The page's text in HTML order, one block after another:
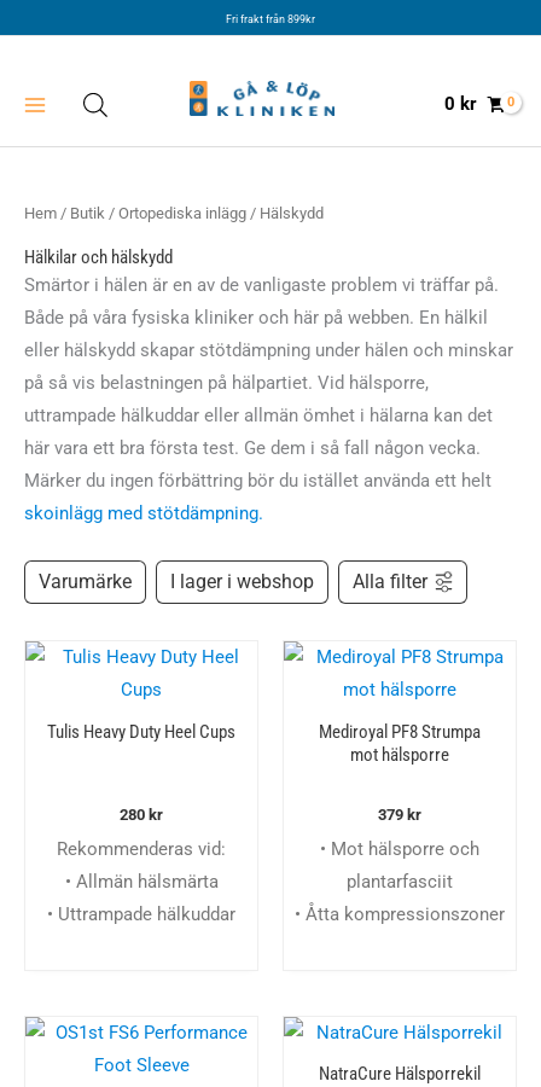
Fri frakt från 899kr
0 kr
Hem / Butik / Ortopediska inlägg / Hälskydd
Hälkilar och hälskydd
Smärtor i hälen är en av de vanligaste problem vi träffar på.
Både på våra fysiska kliniker och här på webben. En hälkil
eller hälskydd skapar stötdämpning under hälen och minskar
på så vis belastningen på hälpartiet. Vid hälsporre,
uttrampade hälkuddar eller allmän ömhet i hälarna kan det
här vara ett bra första test. Ge dem i så fall någon vecka.
Märker du ingen förbättring bör du istället använda ett helt
skoinlägg med stötdämpning.
Varumärke I lager i webshop Alla filter
Tulis Heavy Duty Heel Cups
280 kr
Rekommenderas vid:
• Allmän hälsmärta
• Uttrampade hälkuddar
Mediroyal PF8 Strumpa
mot hälsporre
379 kr
• Mot hälsporre och
plantarfasciit
• Åtta kompressionszoner
NatraCure Hälsporrekil